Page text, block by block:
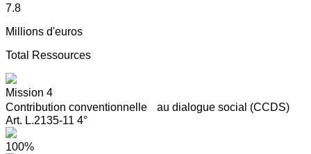
7.8
Millions d'euros
Total Ressources
Mission 4
Contribution conventionnelle au dialogue social (CCDS)
Art. L.2135-11 4°
100%